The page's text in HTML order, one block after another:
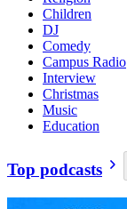
Children
DJ
Comedy
Campus Radio
Interview
Christmas
Music
Education
Top podcasts